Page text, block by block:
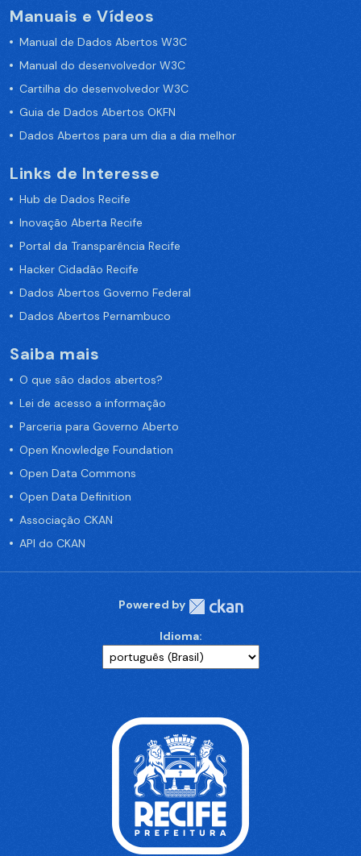
Manuais e Vídeos
Manual de Dados Abertos W3C
Manual do desenvolvedor W3C
Cartilha do desenvolvedor W3C
Guia de Dados Abertos OKFN
Dados Abertos para um dia a dia melhor
Links de Interesse
Hub de Dados Recife
Inovação Aberta Recife
Portal da Transparência Recife
Hacker Cidadão Recife
Dados Abertos Governo Federal
Dados Abertos Pernambuco
Saiba mais
O que são dados abertos?
Lei de acesso a informação
Parceria para Governo Aberto
Open Knowledge Foundation
Open Data Commons
Open Data Definition
Associação CKAN
API do CKAN
Powered by
Idioma